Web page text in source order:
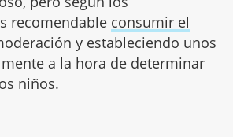
recomendable consumir el
y estableciendo unos
a la hora de determinar
niños.